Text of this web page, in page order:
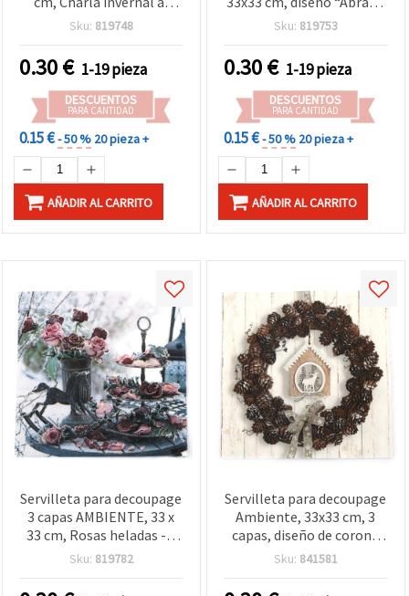
anochecer - 1 unidad
Sku: 819748
0.30€ 1-19 pieza
DESCUENTOS
PARA CANTIDAD
0.15 €- 50 % 20 pieza +
AÑADIR AL CARRITO
de Gnomos” - 1 unidad
Sku: 819753
0.30€ 1-19 pieza
DESCUENTOS
PARA CANTIDAD
0.15 €- 50 % 20 pieza +
AÑADIR AL CARRITO
Servilleta para decoupage
3 capas AMBIENTE, 33 x
33 cm, Rosas heladas - 1
unidad
Sku: 819782
Servilleta para decoupage
Ambiente, 33x33 cm, 3
capas, diseño de corona
de piñas de pino - 1 unidad
Sku: 841581